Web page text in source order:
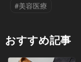
#美容医療
おすすめ記事